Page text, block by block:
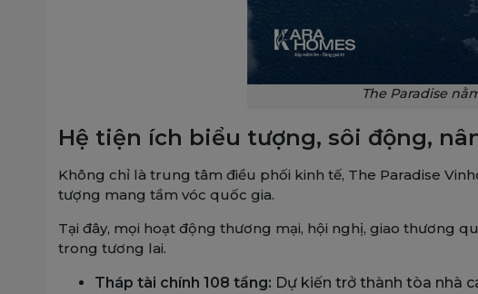
The Paradise
Hệ tiện ích biểu tượng, sôi động,
Không chỉ là trung tâm điều phối kinh tế, The Paradise
tượng mang tầm vóc quốc gia.
Tại đây, mọi hoạt động thương mại, hội nghị, giao thương
trong tương lai.
Tháp tài chính 108 tầng: Dự kiến trở thành tòa nhà